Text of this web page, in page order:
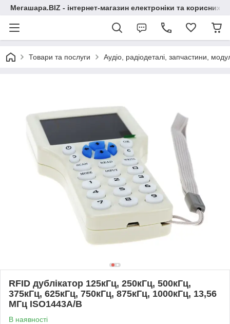
Мегашара.BIZ - інтернет-магазин електроніки та корисних
Товари та послуги Аудіо, радіодеталі, запчастини,
RFID дублікатор 125кГц, 250кГц, 500кГц,
375кГц, 625кГц, 750кГц, 875кГц, 1000кГц, 13,56
МГц ISO1443A/B
В наявності